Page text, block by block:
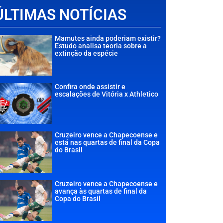
NOTÍCIAS
Mamutes ainda poderiam existir?
Estudo analisa teoria sobre a
extinção da espécie
Confira onde assistir e
escalações de Vitória x Athletico
Cruzeiro vence a Chapecoense e
está nas quartas de final da Copa
do Brasil
Cruzeiro vence a Chapecoense e
avança às quartas de final da
Copa do Brasil